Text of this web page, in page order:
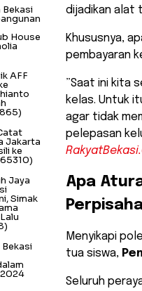
dijadikan alat
Khususnya,
pembayaran
​”Saat ini kita
kelas. Untuk
agar tidak
pelepasan
​Apa
​Menyikapi
tua siswa,
Seluruh
House
AFF
Jakarta
ke
Jaya
Simak
2024